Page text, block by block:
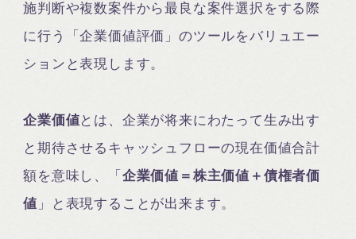
施判断や複数案件から最良な案件選択をする際
に行う「企業価値評価」のツールをバリュエー
ションと表現します。
企業価値とは、企業が将来にわたって生み出す
と期待させるキャッシュフローの現在価値合計
額を意味し、「 企業価値＝株主価値＋債権者価
値 」と表現することが出来ます。